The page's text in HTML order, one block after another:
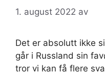
1. august 2022 av
Det er absolutt ikke
går i Russland sin
tror vi kan få flere